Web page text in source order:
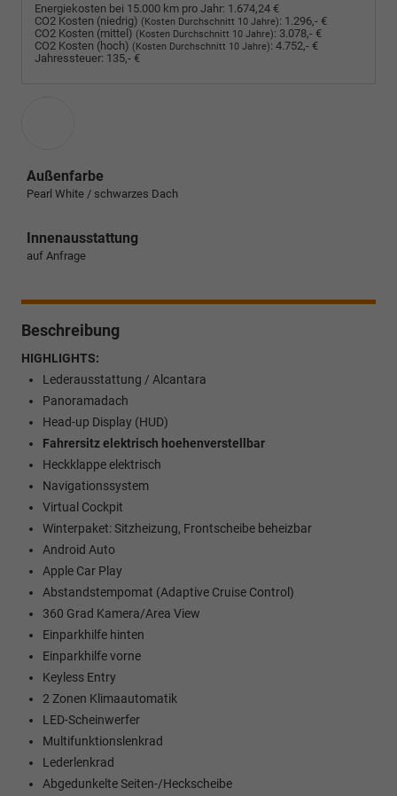
Energiekosten bei 15.000 km pro Jahr: 1.674,24 €
CO2 Kosten (niedrig) (Kosten Durchschnitt 10 Jahre): 1.296,- €
CO2 Kosten (mittel) (Kosten Durchschnitt 10 Jahre): 3.078,- €
CO2 Kosten (hoch) (Kosten Durchschnitt 10 Jahre): 4.752,- €
Jahressteuer: 135,- €
Außenfarbe
Pearl White / schwarzes Dach
Innenausstattung
auf Anfrage
Beschreibung
HIGHLIGHTS:
Lederausstattung / Alcantara
Panoramadach
Head-up Display (HUD)
Fahrersitz elektrisch hoehenverstellbar
Heckklappe elektrisch
Navigationssystem
Virtual Cockpit
Winterpaket: Sitzheizung, Frontscheibe beheizbar
Android Auto
Apple Car Play
Abstandstempomat (Adaptive Cruise Control)
360 Grad Kamera/Area View
Einparkhilfe hinten
Einparkhilfe vorne
Keyless Entry
2 Zonen Klimaautomatik
LED-Scheinwerfer
Multifunktionslenkrad
Lederlenkrad
Abgedunkelte Seiten-/Heckscheibe